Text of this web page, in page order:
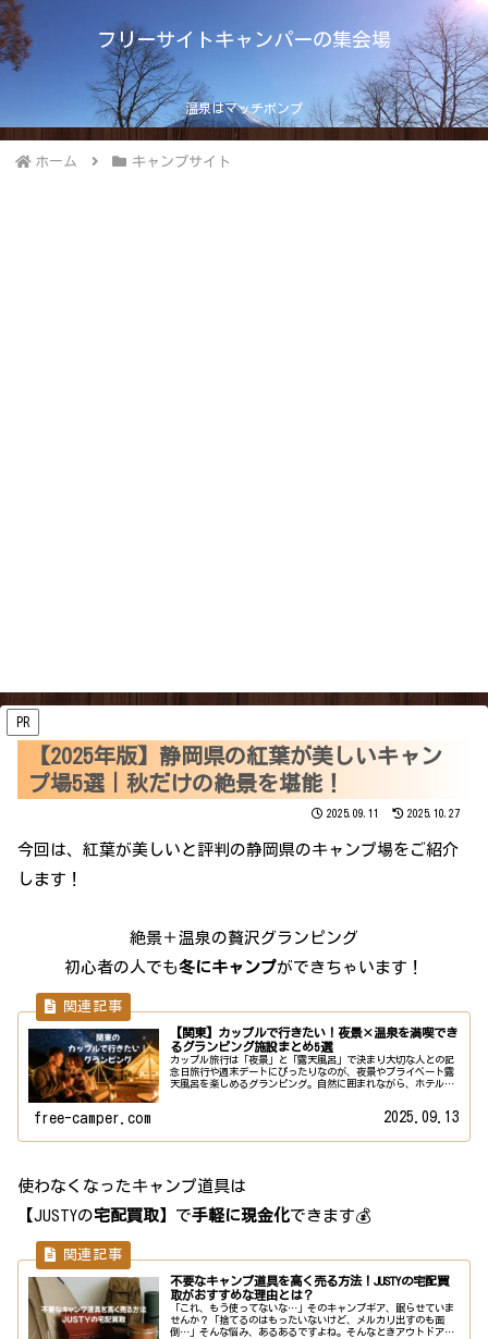
フリーサイトキャンパーの集会場
温泉はマッチポンプ
ホーム キャンプサイト
PR
【2025年版】静岡県の紅葉が美しいキャン
プ場5選｜秋だけの絶景を堪能！
2025.09.11 2025.10.27
今回は、紅葉が美しいと評判の静岡県のキャンプ場をご紹介
します！
絶景＋温泉の贅沢グランピング
初心者の人でも冬にキャンプができちゃいます！
【関東】カップルで行きたい！夜景×温泉を満喫でき
るグランピング施設まとめ5選
カップル旅行は「夜景」と「露天風呂」で決まり大切な人との記
念日旅行や週末デートにぴったりなのが、夜景やプライベート露
天風呂を楽しめるグランピング。自然に囲まれながら、ホテル並
free-camper.com 2025.09.13
使わなくなったキャンプ道具は
【JUSTYの宅配買取】で手軽に現金化できます💰
不要なキャンプ道具を高く売る方法！JUSTYの宅配買
取がおすすめな理由とは？
「これ、もう使ってないな…」そのキャンプギア、眠らせていま
せんか？「捨てるのはもったいないけど、メルカリ出すのも面
倒…」そんな悩み、あるあるですよね。そんなときアウトドア用